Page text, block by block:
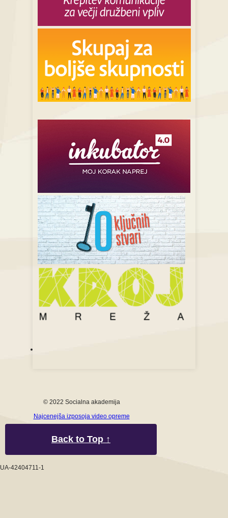
© 2022 Socialna akademija
Najcenejša izposoja video opreme
Back to Top ↑
UA-42404711-1